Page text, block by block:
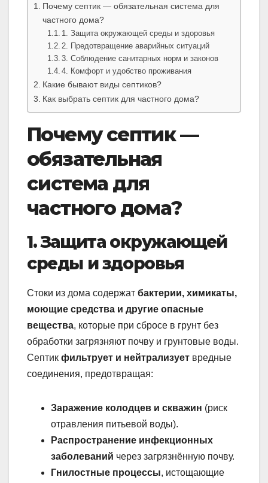
Почему септик — обязательная система для
частного дома?
1. Защита окружающей среды и здоровья
2. Предотвращение аварийных ситуаций
3. Соблюдение санитарных норм и законов
4. Комфорт и удобство проживания
Какие бывают виды септиков?
Как выбрать септик для частного дома?
Почему септик —
обязательная
система для
частного дома?
1. Защита окружающей
среды и здоровья
Стоки из дома содержат бактерии, химикаты,
моющие средства и другие опасные
вещества, которые при сбросе в грунт без
обработки загрязняют почву и грунтовые воды.
Септик фильтрует и нейтрализует вредные
соединения, предотвращая:
Заражение колодцев и скважин (риск
отравления питьевой воды).
Распространение инфекционных
заболеваний через загрязнённую почву.
Гнилостные процессы, истощающие